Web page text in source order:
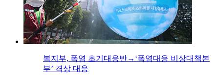
복지부, 폭염 초기대응반→‘폭염대응 비상대책본
부’ 격상 대응